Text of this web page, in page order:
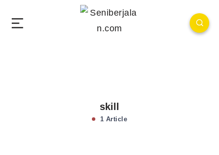
skill
1 Article